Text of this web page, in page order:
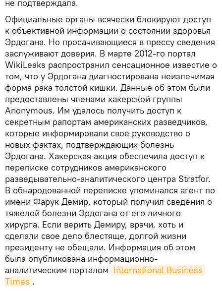
не подтверждала.
Официальные органы всячески блокируют доступ
к объективной информации о состоянии здоровья
Эрдогана. Но просачивающиеся в прессу сведения
заслуживают доверия. В марте 2012-го портал
WikiLeaks распространил сенсационное известие о
том, что у Эрдогана диагностирована неизлечимая
форма рака толстой кишки. Данные об этом были
предоставлены членами хакерской группы
Anonymous. Им удалось получить доступ к
секретным рапортам американских разведчиков,
которые информировали свое руководство о
новых фактах, подтверждающих болезнь
Эрдогана. Хакерская акция обеспечила доступ к
переписке сотрудников американского
разведывательно-аналитического центра Stratfor.
В обнародованной переписке упоминался агент по
имени Фарук Демир, который получил сведения о
тяжелой болезни Эрдогана от его личного
хирурга. Если верить Демиру, врачи, хоть и
сделали свое дело блестяще, долгой жизни
президенту не обещали. Информация об этом
была опубликована информационно-
аналитическим порталом International Business
Times .